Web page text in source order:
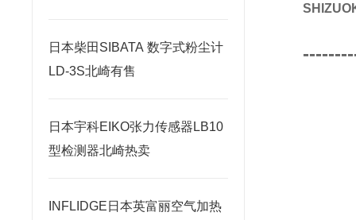
日本柴田SIBATA 数字式粉尘计
LD-3S北崎有售
日本宇科EIKO张力传感器LB10
型检测器北崎热卖
INFLIDGE日本英富丽空气加热